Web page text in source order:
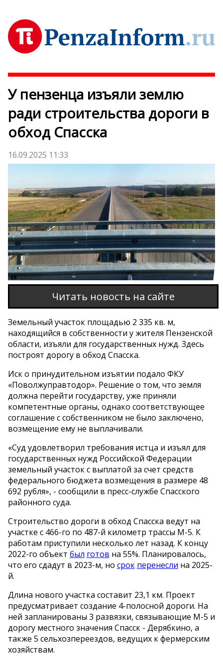
У пензенца изъяли землю
ради строительства дороги в
обход Спасска
16.09.2025 11:33
Читать новость на сайте
Земельный участок площадью 2 335 кв. м,
находящийся в собственности у жителя Пензенской
области, изъяли для государственных нужд. Здесь
построят дорогу в обход Спасска.
Иск о принудительном изъятии подало ФКУ
«Поволжуправтодор». Решение о том, что земля
должна перейти государству, уже приняли
компетентные органы, однако соответствующее
соглашение с собственником не было заключено,
возмещение ему не выплачивали.
«Суд удовлетворил требования истца и изъял для
государственных нужд Российской Федерации
земельный участок с выплатой за счет средств
федерального бюджета возмещения в размере 48
692 рубля», - сообщили в пресс-службе Спасского
районного суда.
Строительство дороги в обход Спасска ведут на
участке с 466-го по 487-й километр трассы М-5. К
работам приступили несколько лет назад. К концу
2022-го объект был готов на 55%. Планировалось,
что его сдадут в 2023-м, но срок перенесли на 2025-
й.
Длина нового участка составит 23,1 км. Проект
предусматривает создание 4-полосной дороги. На
ней запланированы 3 развязки, связывающие М-5 и
дорогу местного значения Спасск - Дерябкино, а
также 5 сельхозпереездов, ведущих к фермерским
хозяйствам.